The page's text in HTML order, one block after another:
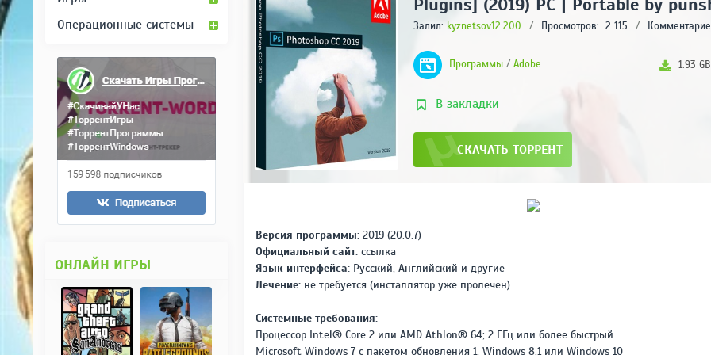
Plugins] (2019) PC | Portable by
Залил: kyznetsov12.200 / Просмотров: 2 115 /
1.93 GB
Программы/ Adobe
В закладки
СКАЧАТЬ ТОРРЕНТ
Версия программы:2019 (20.0.7)
Официальный сайт:ссылка
Язык интерфейса:Русский, Английский и другие
Лечение:не требуется (инсталлятор уже пролечен)
Системные требования:
Процессор Intel® Core 2 или AMD Athlon® 64; 2 ГГц или более быстрый
Microsoft Windows 7 с пакетом обновления 1, Windows 8.1 или Windows 10
Операционные системы
ОНЛАЙН ИГРЫ
ABLETON LIVE
SUITE (11.0.5) НА
/ 5.0
2020 (V13.0.4.39)
НА РУССКОМ